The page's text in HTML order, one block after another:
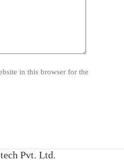
in this browser for the
Pvt. Ltd.